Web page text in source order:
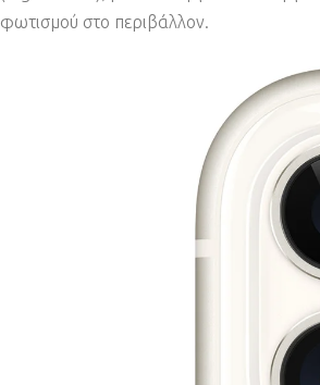
φωτισμού στο περιβάλλον.